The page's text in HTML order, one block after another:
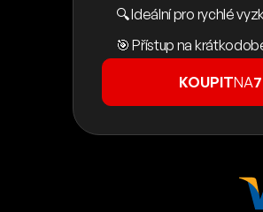
🔍 Ideální pro rychlé
🎯 Přístup na
KOUPITNA